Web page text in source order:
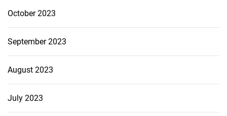
October 2023
September 2023
August 2023
July 2023